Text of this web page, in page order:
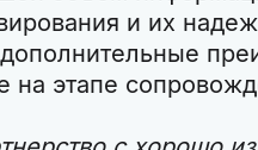
и их
на этапе